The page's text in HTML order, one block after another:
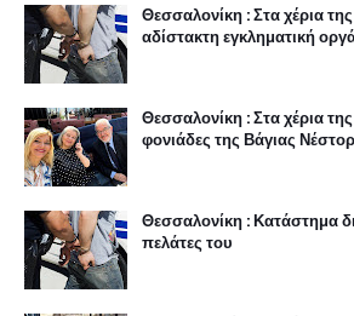
Θεσσαλονίκη : Στα χέρια
αδίστακτη εγκληματική
Θεσσαλονίκη : Στα χέρια
φονιάδες της Βάγιας
Θεσσαλονίκη : Κατάστημα
πελάτες του